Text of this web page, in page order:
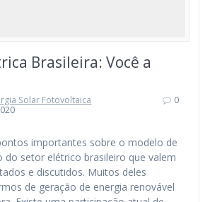
Brasileira: Você a
Solar Fotovoltaica
0
importantes sobre o modelo de
do setor elétrico brasileiro que valem
e discutidos. Muitos deles
de geração de energia renovável